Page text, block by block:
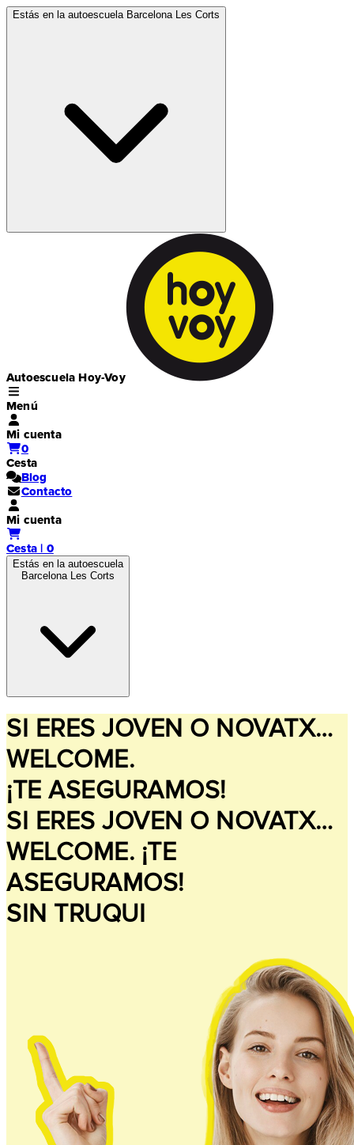
Estás en la autoescuela Barcelona Les Corts
Autoescuela Hoy-Voy
Menú
Mi cuenta
0
Cesta
Blog
Contacto
Mi cuenta
Cesta | 0
Estás en la autoescuela
Barcelona Les Corts
SI ERES JOVEN O NOVATX…
WELCOME.
¡TE ASEGURAMOS!
SI ERES JOVEN O NOVATX…
WELCOME. ¡TE
ASEGURAMOS!
SIN TRUQUI